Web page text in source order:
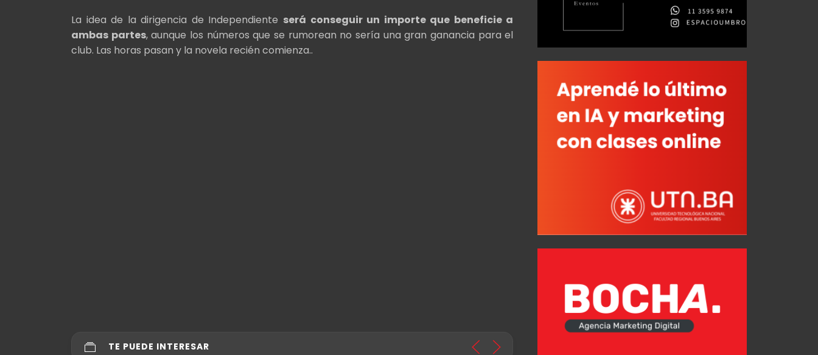
La idea de la dirigencia de Independiente será conseguir un importe que beneficie a
ambas partes, aunque los números que se rumorean no sería una gran ganancia para el
club. Las horas pasan y la novela recién comienza..
TE PUEDE INTERESAR